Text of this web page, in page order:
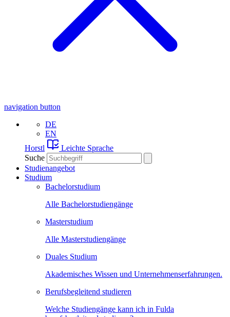
navigation button
DE
EN
Horstl
Leichte Sprache
Suche
Studienangebot
Studium
Bachelorstudium
Alle Bachelorstudiengänge
Masterstudium
Alle Masterstudiengänge
Duales Studium
Akademisches Wissen und Unternehmenserfahrungen.
Berufsbegleitend studieren
Welche Studiengänge kann ich in Fulda